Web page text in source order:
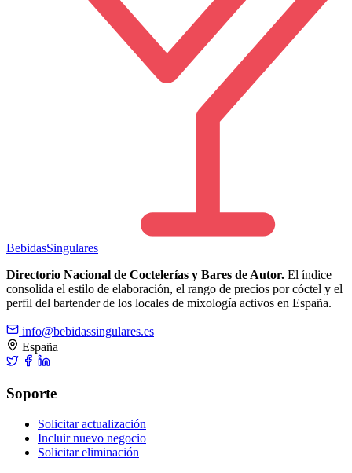
BebidasSingulares
Directorio Nacional de Coctelerías y Bares de Autor. El índice
consolida el estilo de elaboración, el rango de precios por cóctel y el
perfil del bartender de los locales de mixología activos en España.
info@bebidassingulares.es
España
Soporte
Solicitar actualización
Incluir nuevo negocio
Solicitar eliminación